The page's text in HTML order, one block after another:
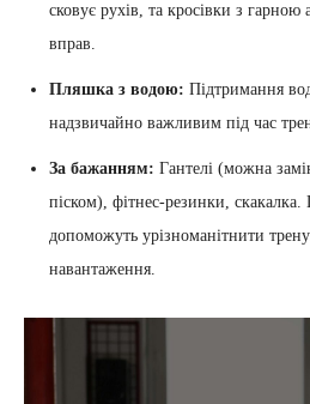
сковує рухів, та кросівки з гарною
вправ.
Пляшка з водою: Підтримання
надзвичайно важливим під час
За бажанням: Гантелі (можна
піском), фітнес-резинки, скакалка.
допоможуть урізноманітнити
навантаження.